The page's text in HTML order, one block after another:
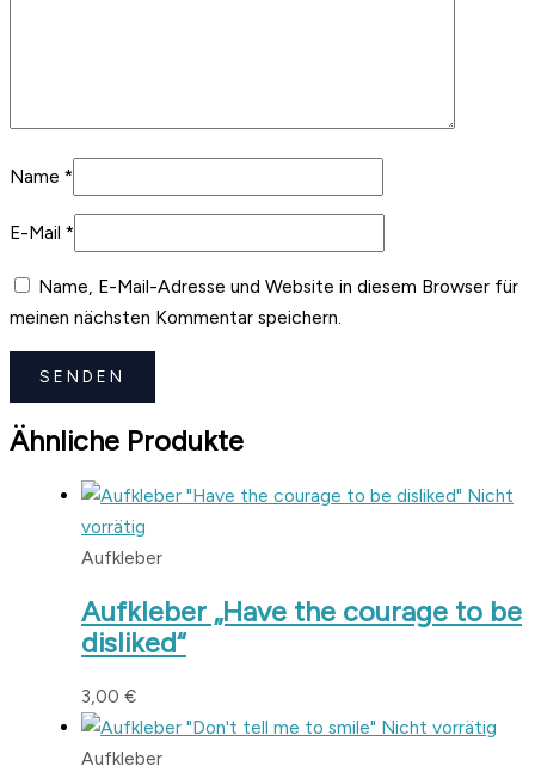
Name *
E-Mail *
Name, E-Mail-Adresse und Website in diesem Browser für
meinen nächsten Kommentar speichern.
Ähnliche Produkte
Nicht
vorrätig
Aufkleber
Aufkleber „Have the courage to be
disliked“
3,00 €
Nicht vorrätig
Aufkleber